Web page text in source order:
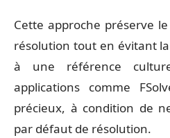
Cette approche préserve
résolution tout en évitant
à une référence
applications comme
précieux, à condition de
par défaut de résolution.